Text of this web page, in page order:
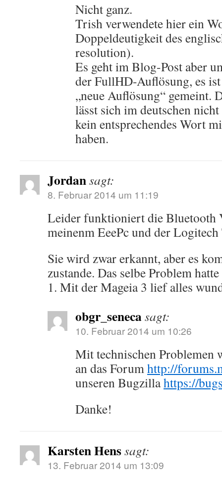
Nicht ganz.
Trish verwendete hier ein
Doppeldeutigkeit des
resolution).
Es geht im Blog-Post aber
der FullHD-Auflösung, es
„neue Auflösung“ gemeint.
lässt sich im deutschen
kein entsprechendes Wort
haben.
Jordansagt:
8. Februar 2014 um 11:19
Leider funktioniert die Bluetooth
meinenm EeePc und der
Sie wird zwar erkannt, aber es
zustande. Das selbe Problem
1. Mit der Mageia 3 lief alles
obgr_senecasagt:
10. Februar 2014 um 10:26
Mit technischen Problemen
an das Forumhttp://
unseren Bugzillahttps://
Danke!
Karsten Henssagt:
13. Februar 2014 um 13:09